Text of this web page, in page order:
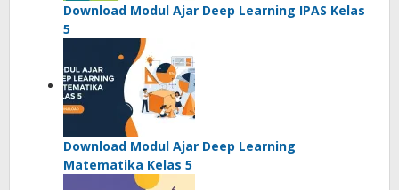
Download Modul Ajar Deep Learning IPAS Kelas
5
Download Modul Ajar Deep Learning
Matematika Kelas 5